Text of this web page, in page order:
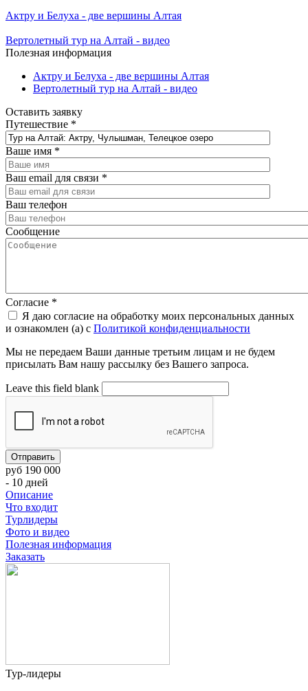
Актру и Белуха - две вершины Алтая
Вертолетный тур на Алтай - видео
Полезная информация
Актру и Белуха - две вершины Алтая
Вертолетный тур на Алтай - видео
Оставить заявку
Путешествие *
Ваше имя *
Ваш email для связи *
Ваш телефон
Сообщение
Согласие *
Я даю согласие на обработку моих персональных данных
и ознакомлен (а) с Политикой конфиденциальности
Мы не передаем Ваши данные третьим лицам и не будем
присылать Вам нашу рассылку без Вашего запроса.
Leave this field blank
руб 190 000
- 10 дней
Описание
Что входит
Турлидеры
Фото и видео
Полезная информация
Заказать
Тур-лидеры